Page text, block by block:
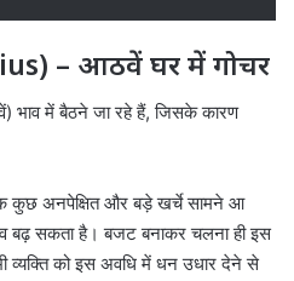
– आठवें घर में गोचर
भाव में बैठने जा रहे हैं, जिसके कारण
कुछ अनपेक्षित और बड़े खर्चे सामने आ
बढ़ सकता है। बजट बनाकर चलना ही इस
व्यक्ति को इस अवधि में धन उधार देने से